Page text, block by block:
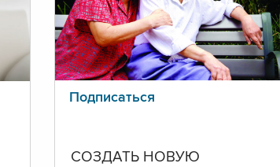
Подписаться
СОЗДАТЬ НОВУЮ